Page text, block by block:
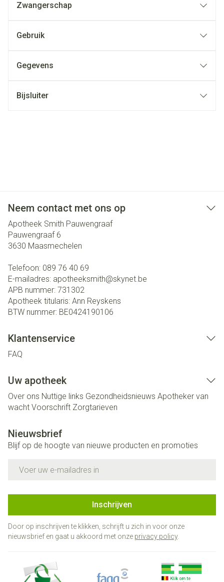
Zwangerschap
Gebruik
Gegevens
Bijsluiter
Neem contact met ons op
Apotheek Smith Pauwengraaf
Pauwengraaf 6
3630 Maasmechelen
Telefoon: 089 76 40 69
E-mailadres: apotheeksmith@skynet.be
APB nummer: 731302
Apotheek titularis: Ann Reyskens
BTW nummer: BE0424190106
Klantenservice
FAQ
Uw apotheek
Over ons Nuttige links Gezondheidsnieuws Apotheker van
wacht Voorschrift Zorgtarieven
Nieuwsbrief
Blijf op de hoogte van nieuwe producten en promoties
Inschrijven
Door op inschrijven te klikken, schrijft u zich in voor onze
nieuwsbrief en gaat u akkoord met onze privacy policy.